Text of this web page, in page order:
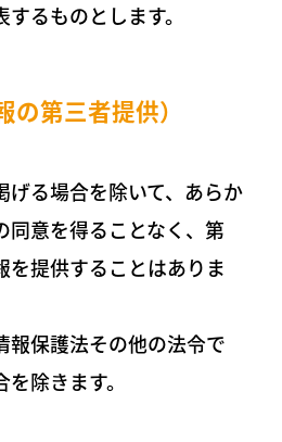
るものとします。
第三者提供）
げる場合を除いて、あらか
同意を得ることなく、第
を提供することはありま
報保護法その他の法令で
除きます。